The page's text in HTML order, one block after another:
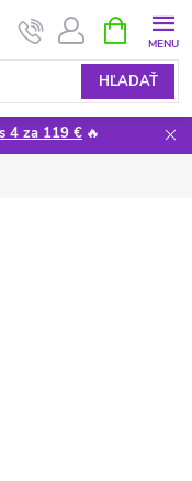
HĽADAŤ
KOŠÍK
4 za 119 € 🔥